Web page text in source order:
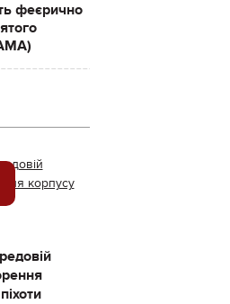
феєрично